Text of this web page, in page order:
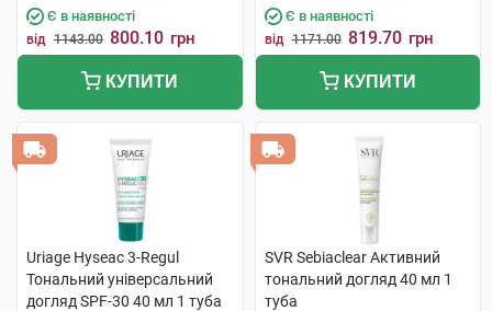
Є в наявності
від 1143.00 800.10 грн
КУПИТИ
Є в наявності
від 1171.00 819.70 грн
КУПИТИ
Uriage Hyseac 3-Regul
Тональний універсальний
догляд SPF-30 40 мл 1 туба
SVR Sebiaclear Активний
тональний догляд 40 мл 1
туба